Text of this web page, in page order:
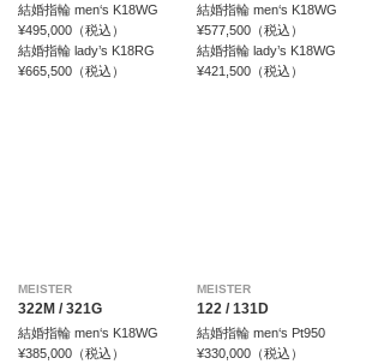
結婚指輪 men‘s K18WG
¥495,000（税込）
結婚指輪 lady’s K18RG
¥665,500（税込）
結婚指輪 men‘s K18WG
¥577,500（税込）
結婚指輪 lady’s K18WG
¥421,500（税込）
MEISTER
322M / 321G
結婚指輪 men‘s K18WG
¥385,000（税込）
MEISTER
122 / 131D
結婚指輪 men‘s Pt950
¥330,000（税込）